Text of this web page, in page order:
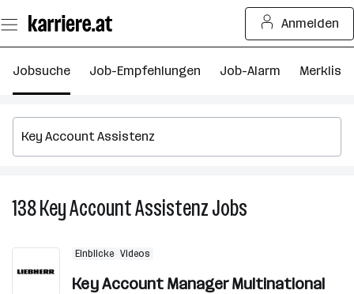
Seiteninhalt
springen
Anmelden
Jobsuche Job-Empfehlungen Job-Alarm Merkliste
138Key Account AssistenzJobs
Jobs
Einblicke Videos
Key Account Manager Multinational